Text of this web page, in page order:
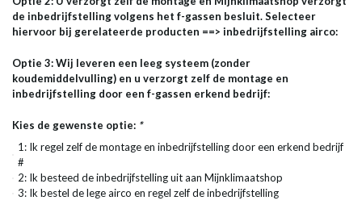
de inbedrijfstelling volgens het f-gassen besluit. Selecteer
hiervoor bij gerelateerde producten ==> inbedrijfstelling airco:
Optie 3: Wij leveren een leeg systeem (zonder
koudemiddelvulling) en u verzorgt zelf de montage en
inbedrijfstelling door een f-gassen erkend bedrijf:
Kies de gewenste optie: *
1: Ik regel zelf de montage en inbedrijfstelling door een erkend bedrijf
#
2: Ik besteed de inbedrijfstelling uit aan Mijnklimaatshop
3: Ik bestel de lege airco en regel zelf de inbedrijfstelling